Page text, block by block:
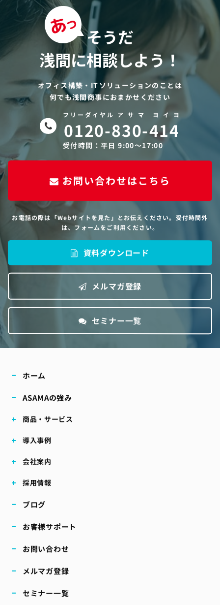
そうだ
浅間に相談しよう！
オフィス構築・ITソリューションのことは
何でも浅間商事におまかせください
フリーダイヤル ア サ マ ヨ イ ヨ
0120-830-414
受付時間：平日 9:00〜17:00
お問い合わせはこちら
お電話の際は「Webサイトを見た」とお伝えください。受付時間外
は、フォームをご利用ください。
資料ダウンロード
メルマガ登録
セミナー一覧
ホーム
ASAMAの強み
商品・サービス
導入事例
会社案内
採用情報
ブログ
お客様サポート
お問い合わせ
メルマガ登録
セミナー一覧